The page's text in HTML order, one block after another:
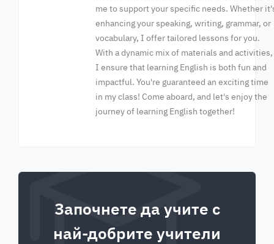
me to support your specific needs. Whether
enhancing your speaking, writing, grammar, or
vocabulary, I offer tailored lessons for you.
With a dynamic mix of materials and activities,
I ensure that learning English is both fun and
impactful. You're guaranteed an exciting time
in my class! Come aboard, and let's enjoy the
journey of learning English together!
Започнете да учите с
най-добрите учители